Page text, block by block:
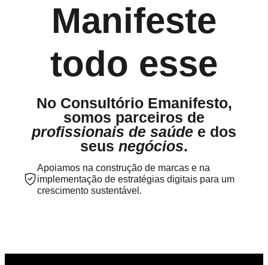
Manifeste
todo esse
No Consultório Emanifesto,
somos parceiros de
profissionais de saúde e dos
seus negócios.
Apoiamos na construção de marcas e na
implementação de estratégias digitais para um
crescimento sustentável.